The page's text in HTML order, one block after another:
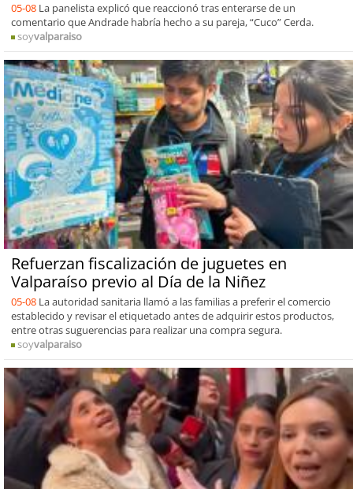
05-08 La panelista explicó que reaccionó tras enterarse de un
comentario que Andrade habría hecho a su pareja, “Cuco” Cerda.
soyvalparaiso
Refuerzan fiscalización de juguetes en
Valparaíso previo al Día de la Niñez
05-08 La autoridad sanitaria llamó a las familias a preferir el comercio
establecido y revisar el etiquetado antes de adquirir estos productos,
entre otras suguerencias para realizar una compra segura.
soyvalparaiso